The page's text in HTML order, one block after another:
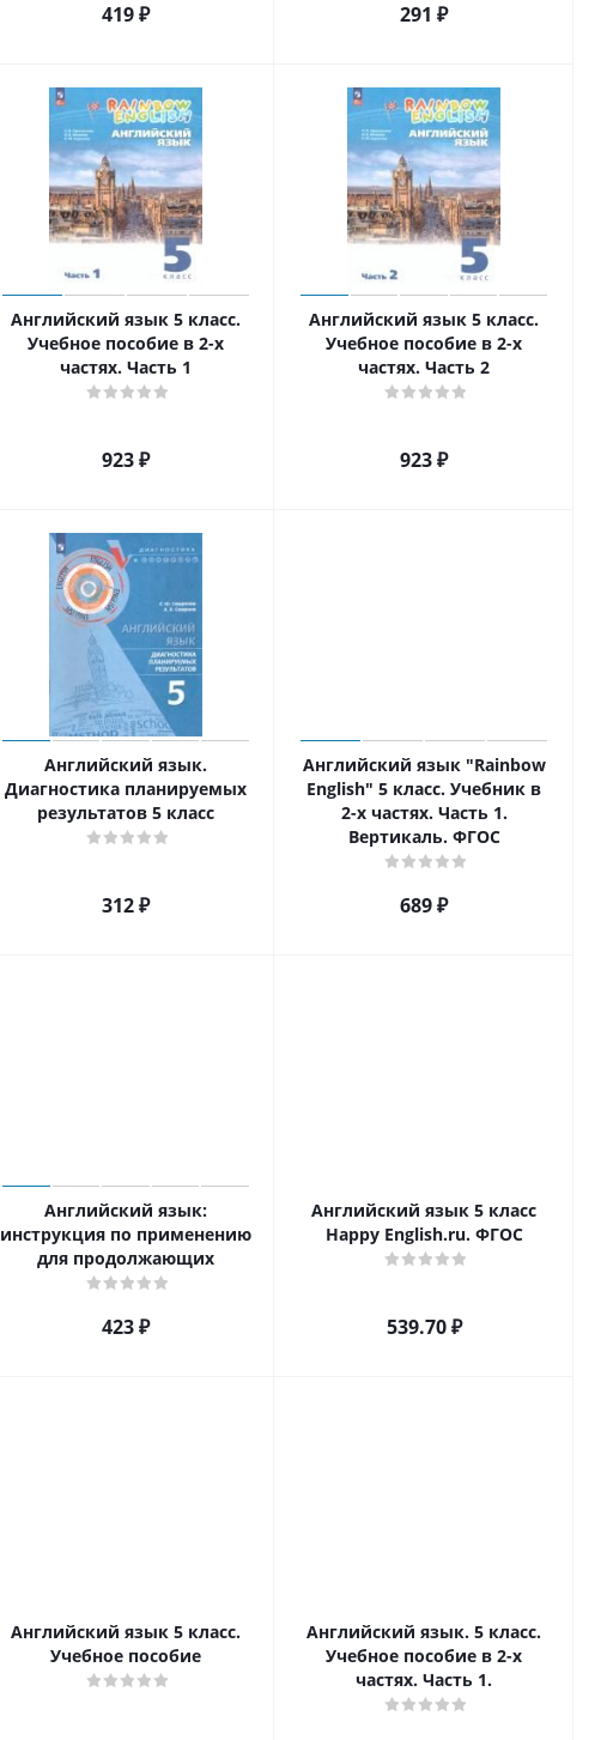
419₽ 291 ₽
Английский язык 5 класс.
Учебное пособие в 2-х
частях. Часть 1
923₽
Английский язык 5 класс.
Учебное пособие в 2-х
частях. Часть 2
923₽
Английский язык.
Диагностика планируемых
результатов 5 класс
312₽
Английский язык "Rainbow
English" 5 класс. Учебник в
2-х частях. Часть 1.
Вертикаль. ФГОС
689₽
Английский язык:
инструкция по применению
для продолжающих
423₽
Английский язык 5 класс
Happy English.ru. ФГОС
539.70₽
Английский язык 5 класс.
Учебное пособие
Английский язык. 5 класс.
Учебное пособие в 2-х
частях. Часть 1.